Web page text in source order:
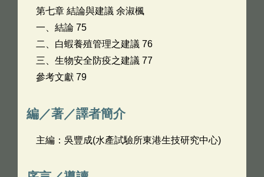
第七章 結論與建議 余淑楓
一、結論 75
二、白蝦養殖管理之建議 76
三、生物安全防疫之建議 77
參考文獻 79
編／著／譯者簡介
主編：吳豐成(水產試驗所東港生技研究中心)